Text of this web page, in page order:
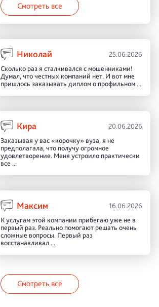
Смотреть все
Николай 25.06.2026
Сколько раз я сталкивался с мошенниками!
Думал, что честных компаний нет. И вот мне
пришлось заказывать диплом о профильном ...
Кира 20.06.2026
Заказывая у вас «корочку» вуза, я не
предполагала, что получу огромное
удовлетворение. Меня устроило практически
все ...
Максим 16.06.2026
К услугам этой компании прибегаю уже не в
первый раз. Реально помогают решать очень
сложные вопросы. Первый раз
восстанавливал ...
Смотреть все